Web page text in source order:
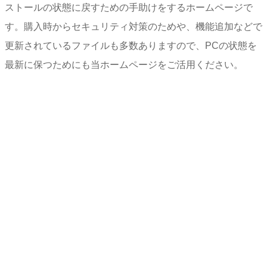
ストールの状態に戻すための手助けをするホームページで
す。購入時からセキュリティ対策のためや、機能追加などで
更新されているファイルも多数ありますので、PCの状態を
最新に保つためにも当ホームページをご活用ください。